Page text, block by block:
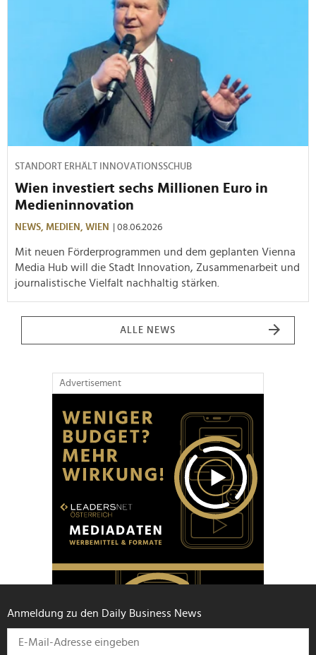
STANDORT ERHÄLT INNOVATIONSSCHUB
Wien investiert sechs Millionen Euro in
Medieninnovation
NEWS, MEDIEN, WIEN | 08.06.2026
Mit neuen Förderprogrammen und dem geplanten Vienna
Media Hub will die Stadt Innovation, Zusammenarbeit und
journalistische Vielfalt nachhaltig stärken.
ALLE NEWS
Advertisement
Anmeldung zu den Daily Business News